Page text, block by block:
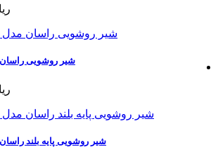
شیر روشویی
شیر روشویی پایه بلند